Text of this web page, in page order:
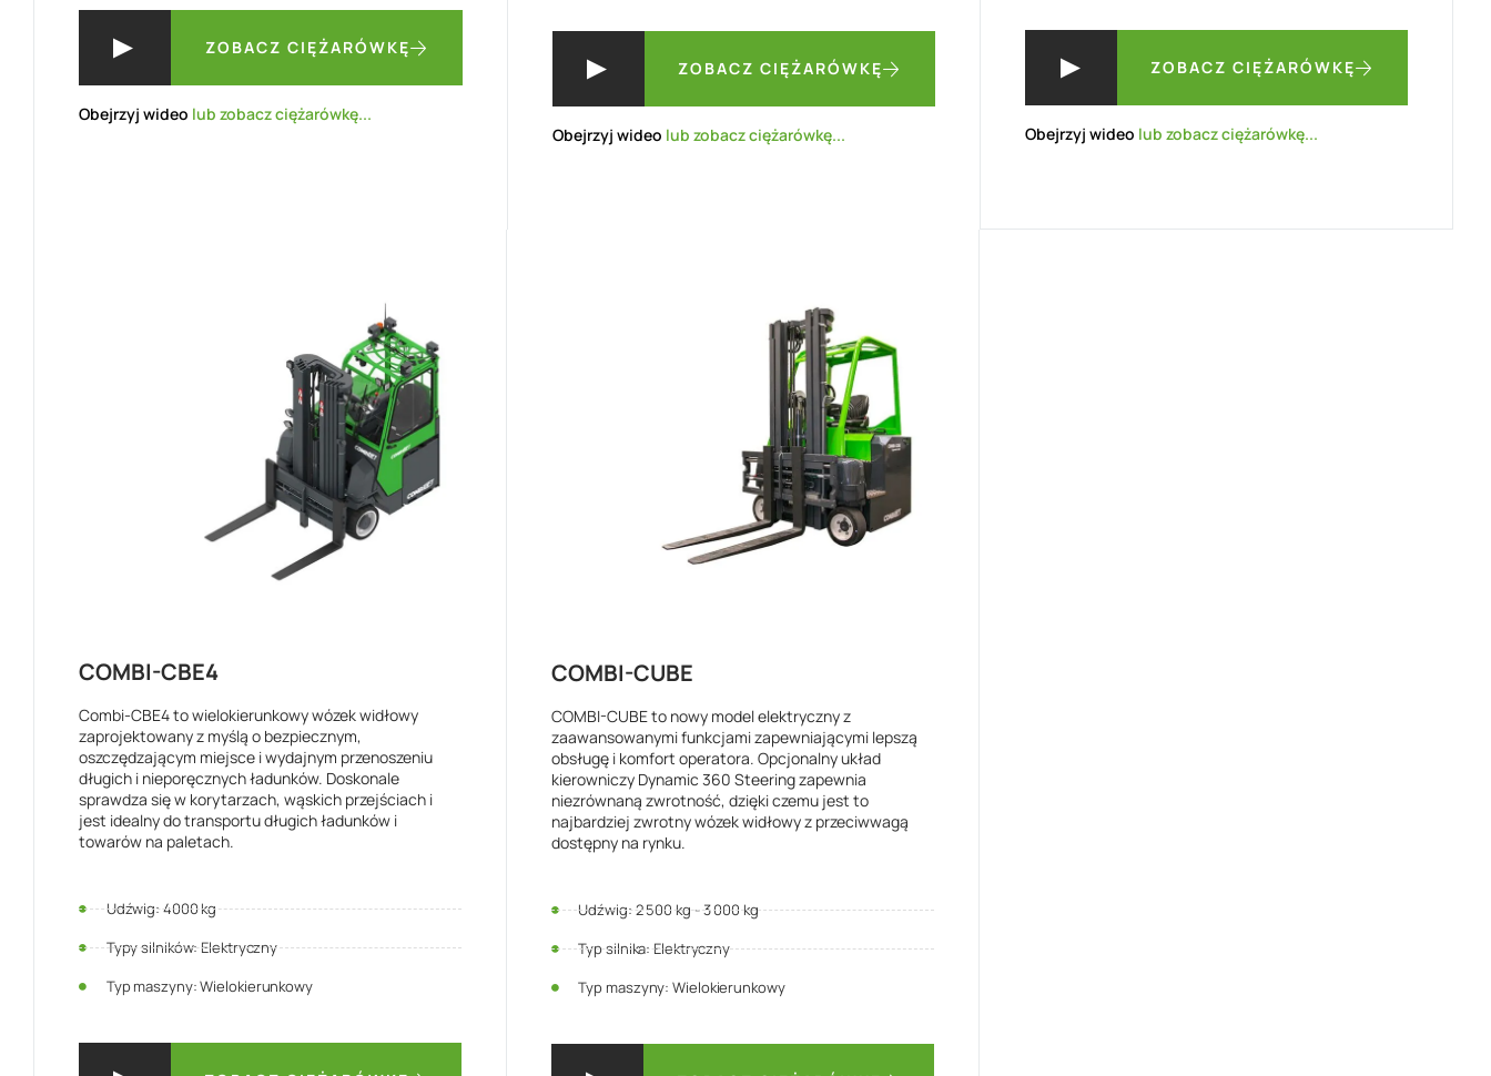
ZOBACZ CIĘŻARÓWKĘ
Obejrzyj wideo lub zobacz ciężarówkę...
ZOBACZ CIĘŻARÓWKĘ
Obejrzyj wideo lub zobacz ciężarówkę...
ZOBACZ CIĘŻARÓWKĘ
Obejrzyj wideo lub zobacz ciężarówkę...
COMBI-CBE4
Combi-CBE4 to wielokierunkowy wózek widłowy
zaprojektowany z myślą o bezpiecznym,
oszczędzającym miejsce i wydajnym przenoszeniu
długich i nieporęcznych ładunków. Doskonale
sprawdza się w korytarzach, wąskich przejściach i
jest idealny do transportu długich ładunków i
towarów na paletach.
Udźwig: 4000 kg
Typy silników: Elektryczny
Typ maszyny: Wielokierunkowy
COMBI-CUBE
COMBI-CUBE to nowy model elektryczny z
zaawansowanymi funkcjami zapewniającymi lepszą
obsługę i komfort operatora. Opcjonalny układ
kierowniczy Dynamic 360 Steering zapewnia
niezrównaną zwrotność, dzięki czemu jest to
najbardziej zwrotny wózek widłowy z przeciwwagą
dostępny na rynku.
Udźwig: 2 500 kg - 3 000 kg
Typ silnika: Elektryczny
Typ maszyny: Wielokierunkowy